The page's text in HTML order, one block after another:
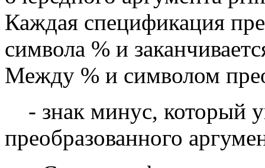
Каждая спецификация
символа % и
Между % и символом
- знак минус, который
преобразованного